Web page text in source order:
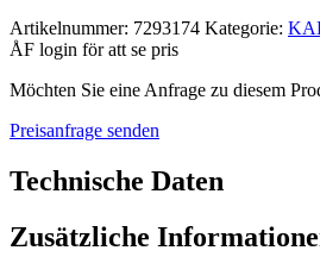
Artikelnummer: 7293174 Kategorie:
ÅF login för att se pris
Möchten Sie eine Anfrage zu diesem
Preisanfrage senden
Technische Daten
Zusätzliche